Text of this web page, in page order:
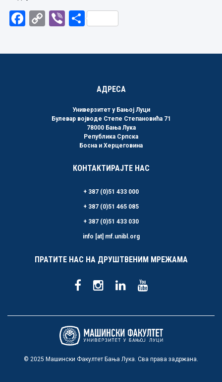
Facebook
CopyViberShare
АДРЕСА
Универзитет у Бањој Луци
Булевар војводе Степе Степановића 71
78000 Бања Лука
Република Српска
Босна и Херцеговина
КОНТАКТИРАЈТЕ НАС
+ 387 (0)51 433 000
+ 387 (0)51 465 085
+ 387 (0)51 433 030
info [at] mf.unibl.org
ПРАТИТЕ НАС НА ДРУШТВЕНИМ МРЕЖАМА
© 2025 Машински Факултет Бања Лука. Сва права задржана.